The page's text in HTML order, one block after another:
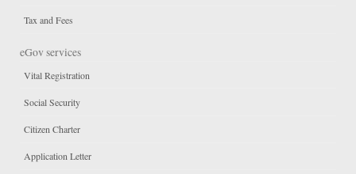
Tax and Fees
eGov services
Vital Registration
Social Security
Citizen Charter
Application Letter